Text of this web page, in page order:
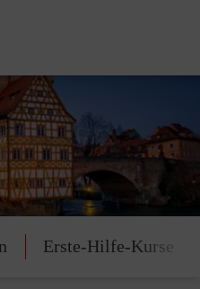
Erste-Hilfe-Kurse